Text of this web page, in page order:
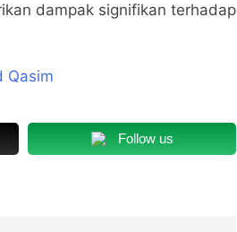
dampak signifikan terhadap
Qasim
Follow us